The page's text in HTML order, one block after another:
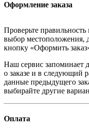
Оформление заказа
Проверьте
выбор местоположения,
кнопку «Оформить
Наш сервис запоминает
о заказе и в следующий
данные предыдущего
выбирайте другие
Оплата